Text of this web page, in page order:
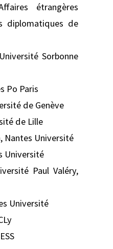
étrangères
diplomatiques de
Sorbonne
Po Paris
de Genève
de Lille
Nantes Université
Université
Paul Valéry,
Université